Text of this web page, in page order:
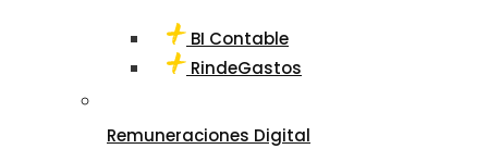
BI Contable
RindeGastos
Remuneraciones Digital